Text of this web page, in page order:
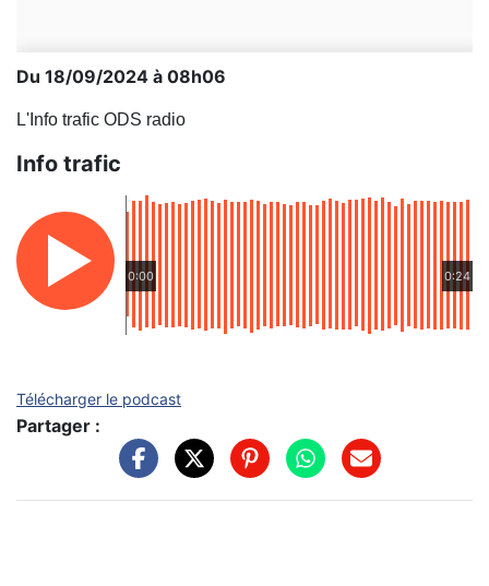
Du 18/09/2024 à 08h06
L'Info trafic ODS radio
Info trafic
0:00 0:24
Télécharger le podcast
Partager :